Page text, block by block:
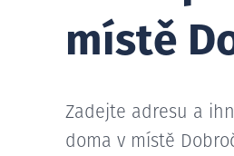
místě
Zadejte adresu a
doma v místě